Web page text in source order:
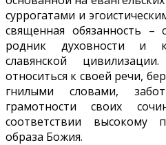
суррогатами и
священная обязанность –
родник духовности и
славянской
относиться к своей речи,
гнилыми словами,
грамотности своих
соответствии высокому
образа Божия.